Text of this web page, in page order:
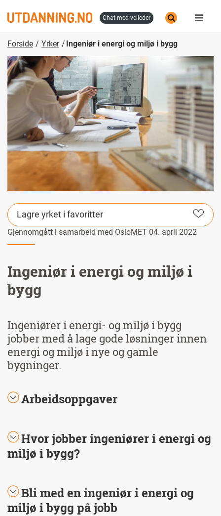
til
chat med veileder
Forside Yrker Ingeniør i energi og miljø i bygg
Lagre yrket i favoritter
Gjennomgått i samarbeid med OsloMET 04. april 2022
Ingeniør i energi og miljø i
bygg
Ingeniører i energi- og miljø i bygg
jobber med å lage gode løsninger innen
energi og miljø i nye og gamle
bygninger.
Arbeidsoppgaver
Hvor jobber ingeniører i energi og
miljø i bygg?
Bli med en ingeniør i energi og
miljø i bygg på jobb